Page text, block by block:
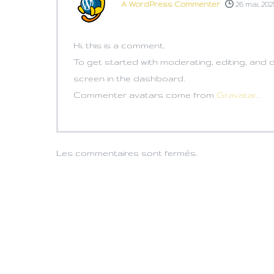
A WordPress Commenter 26 mai, 2021
Hi, this is a comment.
To get started with moderating, editing, and
screen in the dashboard.
Commenter avatars come from Gravatar
Les commentaires sont fermés.